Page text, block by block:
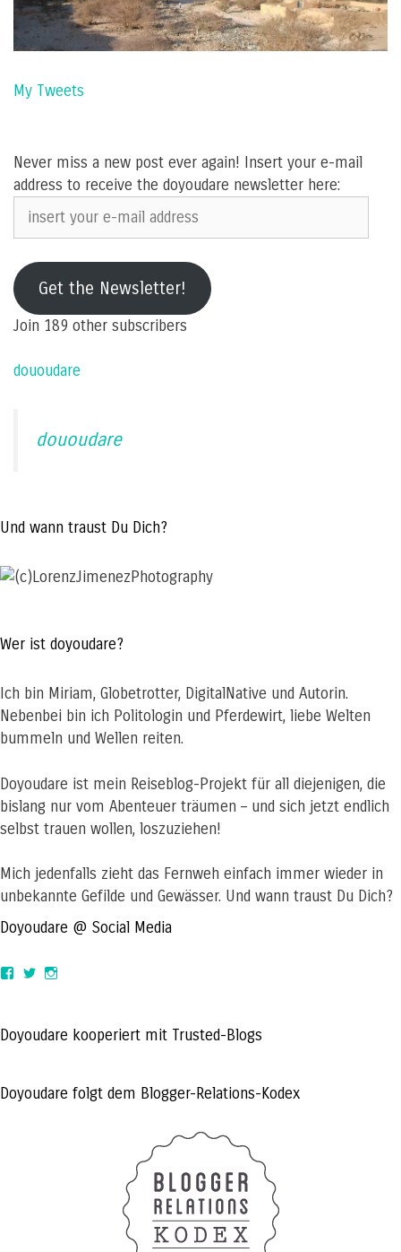
My Tweets
Never miss a new post ever again! Insert your e-mail
address to receive the doyoudare newsletter here:
insert
mail
addressGet the Newsletter!
Join 189 other subscribers
dououdare
dououdare
Und wann traust Du Dich?
Wer ist doyoudare?
Ich bin Miriam, Globetrotter, DigitalNative und Autorin.
Nebenbei bin ich Politologin und Pferdewirt, liebe Welten
bummeln und Wellen reiten.
Doyoudare ist mein Reiseblog-Projekt für all diejenigen, die
bislang nur vom Abenteuer träumen – und sich jetzt endlich
selbst trauen wollen, loszuziehen!
Mich jedenfalls zieht das Fernweh einfach immer wieder in
unbekannte Gefilde und Gewässer. Und wann traust Du Dich?
Doyoudare @ Social Media
View
Facebook
View
TwitterInstagram
Doyoudare kooperiert mit Trusted-Blogs
Doyoudare folgt dem Blogger-Relations-Kodex